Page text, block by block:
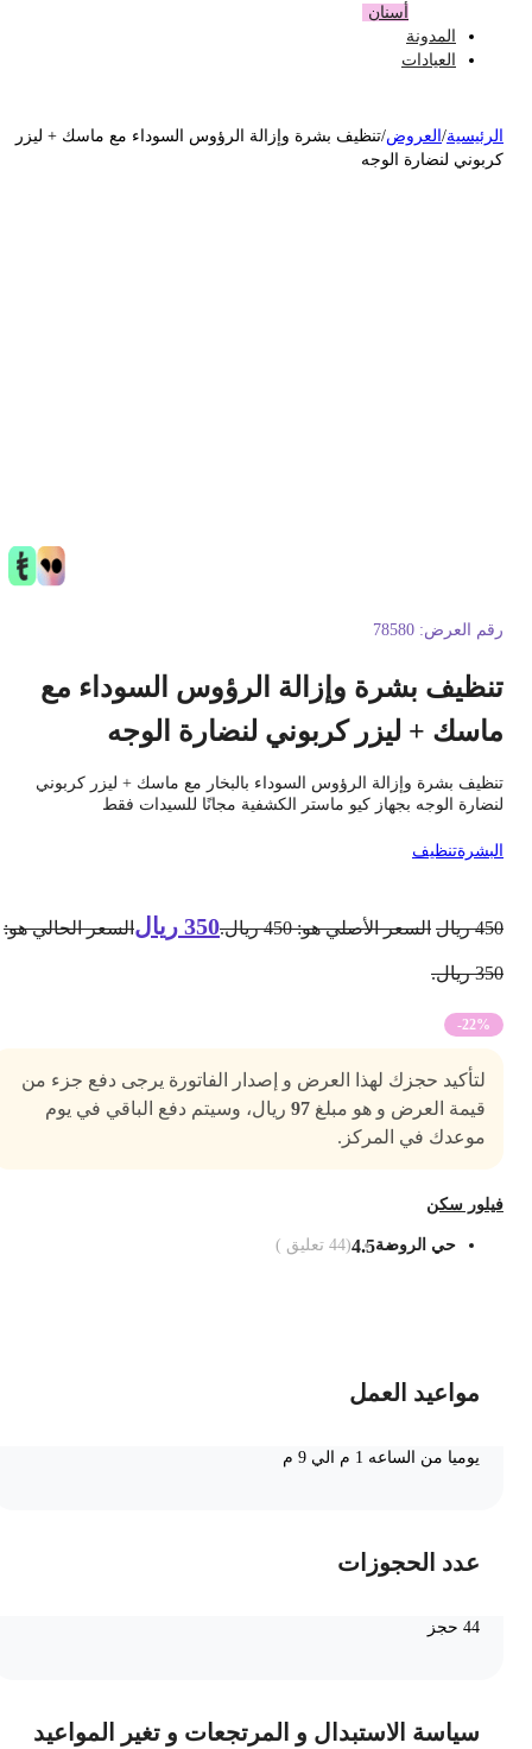
أسنان
المدونة
العيادات
/العروض تنظيف بشرة وإزالة الرؤوس السوداء مع ماسك + ليزر
لنضارة الوجه
العرض: 78580
بشرة وإزالة الرؤوس السوداء مع
+ ليزر كربوني لنضارة الوجه
بشرة وإزالة الرؤوس السوداء بالبخار مع ماسك + ليزر كربوني
الوجه بجهاز كيو ماستر الكشفية مجانًا للسيدات فقط
تنظيف
ريال السعر الأصلي هو: 450 ريال. 350 ريال السعر الحالي هو:
-22%
لتأكيد حجزك لهذا العرض و إصدار الفاتورة يرجى دفع جزء من
قيمة العرض و هو مبلغ97ريال، وسيتم دفع الباقي في يوم
موعدك في المركز.
سكن
حي الروضة 4.5
(
44تعليق )
مواعيد العمل
يوميا من الساعه 1 م الي 9 م
عدد الحجوزات
سياسة الاستبدال و المرتجعات و تغير المواعيد